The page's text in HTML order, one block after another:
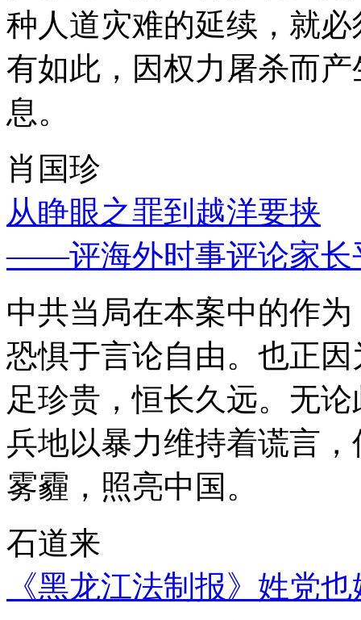
种人道灾难的延续，就
有如此，因权力屠杀而
息。
肖国珍
从睁眼之罪到越洋要挟
——评海外时事评论家长
中共当局在本案中的作
恐惧于言论自由。也正
足珍贵，恒长久远。无
兵地以暴力维持着谎言
雾霾，照亮中国。
石道来
《黑龙江法制报》姓党